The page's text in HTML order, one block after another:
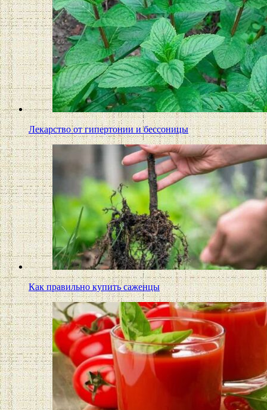
Лекарство от гипертонии и бессоницы
Как правильно купить саженцы